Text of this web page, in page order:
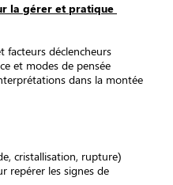
la gérer et pratique
facteurs déclencheurs
et modes de pensée
dans la montée
cristallisation, rupture)
repérer les signes de